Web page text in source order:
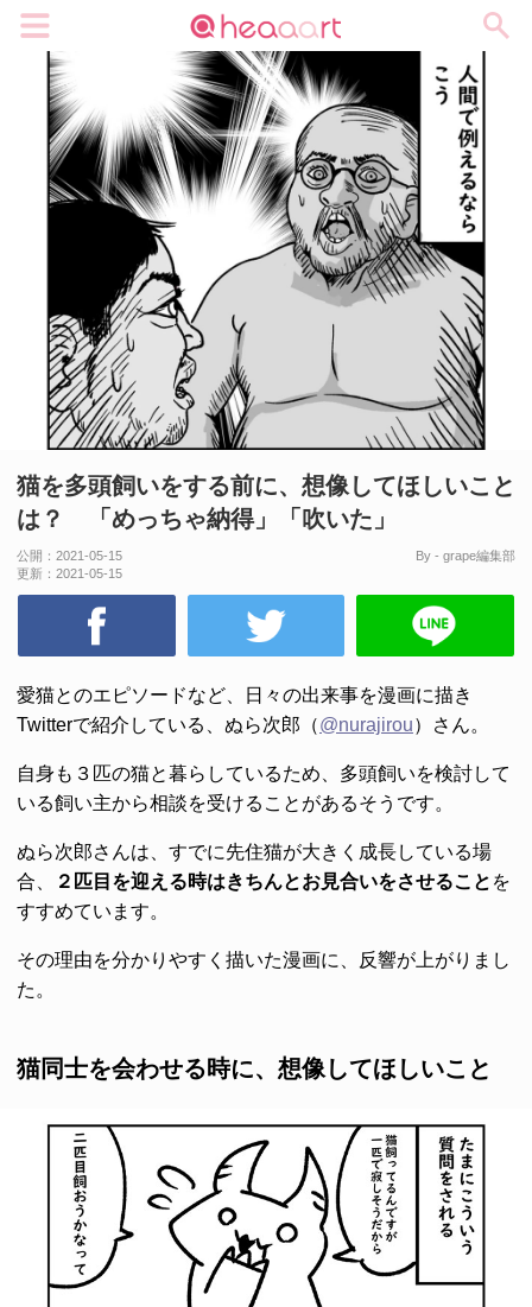
猫を多頭飼いをする前に、想像してほしいこと
は？ 「めっちゃ納得」「吹いた」
公開： 2021-05-15
更新： 2021-05-15
By - grape編集部
愛猫とのエピソードなど、日々の出来事を漫画に描き
Twitterで紹介している、ぬら次郎（@nurajirou）さん。
自身も３匹の猫と暮らしているため、多頭飼いを検討して
いる飼い主から相談を受けることがあるそうです。
ぬら次郎さんは、すでに先住猫が大きく成長している場
合、
２匹目を迎える時はきちんとお見合いをさせること を
すすめています。
その理由を分かりやすく描いた漫画に、反響が上がりまし
た。
猫同士を会わせる時に、想像してほしいこと